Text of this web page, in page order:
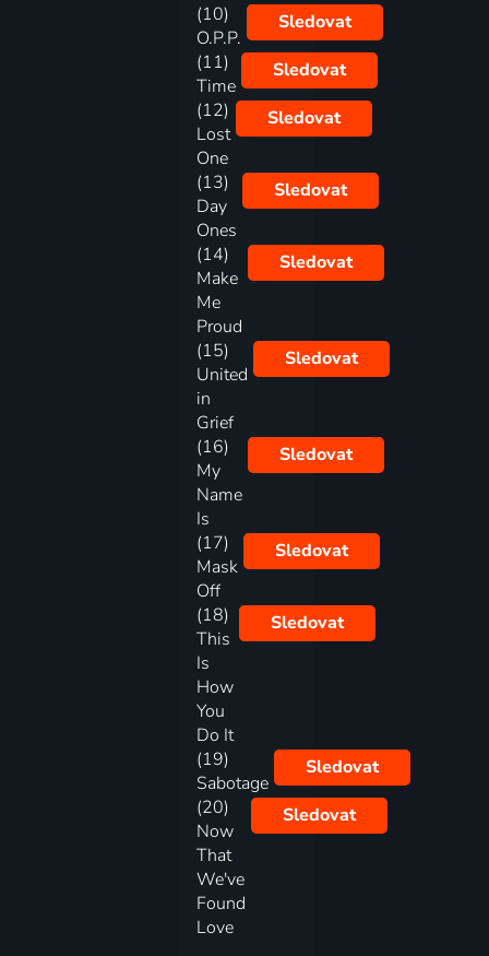
(10)
O.P.P.
Sledovat
(11)
Time
Sledovat
(12)
Lost
One
Sledovat
(13)
Day
Ones
Sledovat
(14)
Make
Me
Proud
Sledovat
(15)
United
in
Grief
Sledovat
(16)
My
Name
Is
Sledovat
(17)
Mask
Off
Sledovat
(18)
This
Is
How
You
Do It
Sledovat
(19)
Sabotage
Sledovat
(20)
Now
That
We've
Found
Love
Sledovat